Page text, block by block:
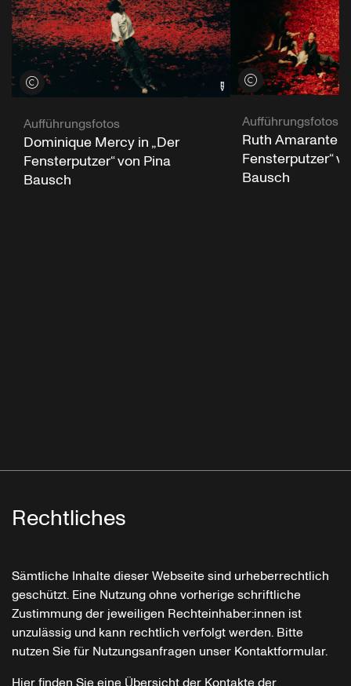
Credits öffnen
Aufführungsfotos
Dominique Mercy in „Der
Fensterputzer“ von Pina
Bausch
Credits öffnen
Aufführungsfotos
Ruth Amarante
Fensterputzer“
Bausch
Rechtliches
Sämtliche Inhalte dieser Webseite sind urheberrechtlich
geschützt. Eine Nutzung ohne vorherige schriftliche
Zustimmung der jeweiligen Rechteinhaber:innen ist
unzulässig und kann rechtlich verfolgt werden. Bitte
nutzen Sie für Nutzungsanfragen unser Kontaktformular.